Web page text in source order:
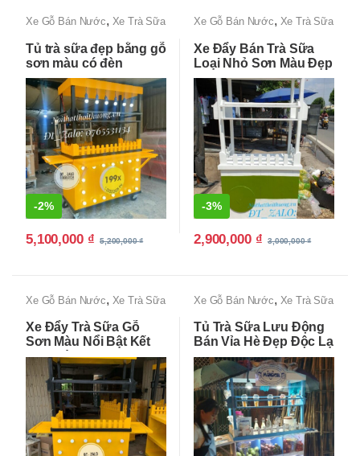
Xe Gỗ Bán Nước, Xe Trà Sữa
Xưởng
Tủ trà sữa đẹp bằng gỗ
sơn màu có đèn
-2%
5,100,000 ₫ 5,200,000₫
Xe Gỗ Bán Nước, Xe Trà Sữa
Xưởng
Xe Đẩy Bán Trà Sữa
Loại Nhỏ Sơn Màu Đẹp
-3%
2,900,000 ₫ 3,000,000₫
Xe Gỗ Bán Nước, Xe Trà Sữa
Xưởng
Xe Đẩy Trà Sữa Gỗ
Sơn Màu Nổi Bật Kết
Hợp Đèn Led
Xe Gỗ Bán Nước, Xe Trà Sữa
Xưởng
Tủ Trà Sữa Lưu Động
Bán Vỉa Hè Đẹp Độc Lạ